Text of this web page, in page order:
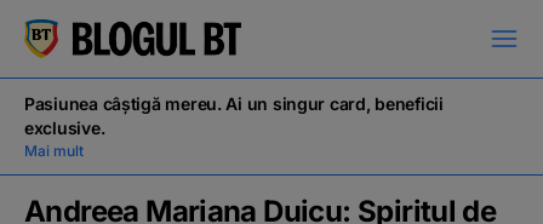
кириллица
Pasiunea câștigă mereu. Ai un singur card, beneficii
exclusive.
Mai mult
Andreea Mariana Duicu: Spiritul de